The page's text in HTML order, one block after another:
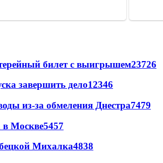
билет с выигрышем23726
завершить дело12346
из-за обмеления Днестра7479
в Москве5457
Михалка4838